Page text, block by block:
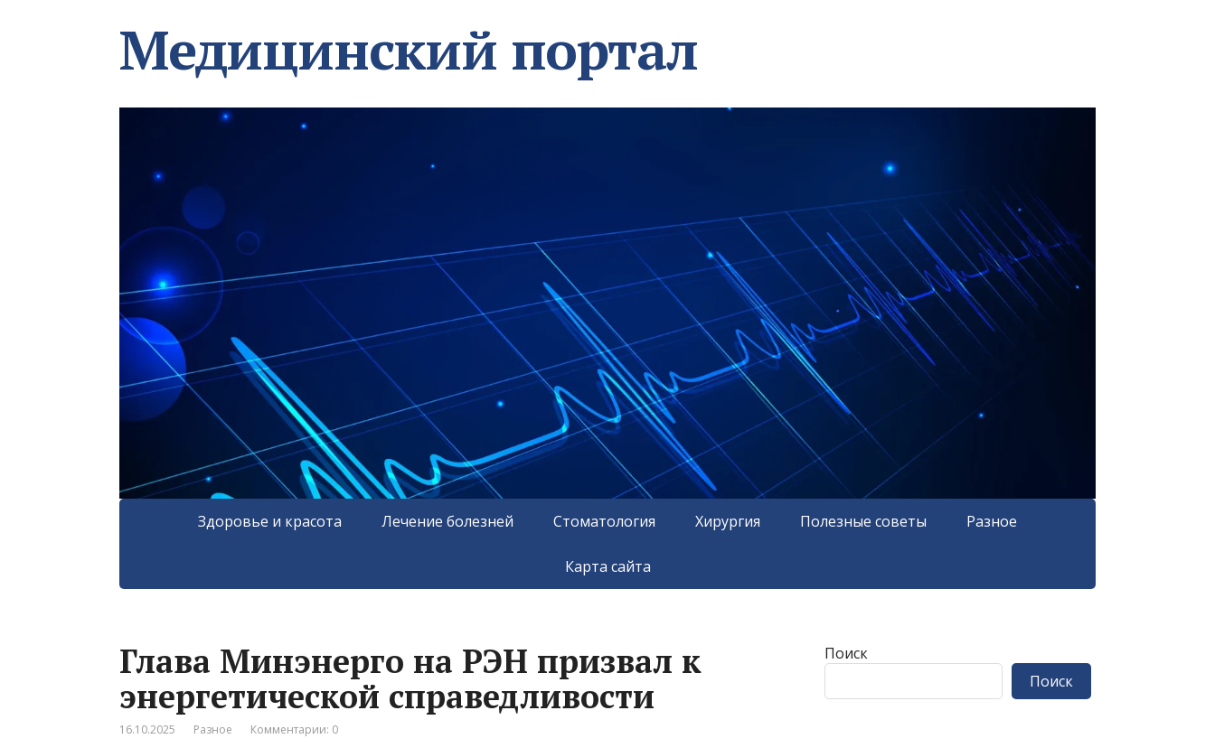
Медицинский портал
Здоровье и красота Лечение болезней Стоматология Хирургия Полезные советы Разное
Карта сайта
Глава Минэнерго на РЭН призвал к
энергетической справедливости
16.10.2025 Разное Комментарии: 0
Поиск
Поиск